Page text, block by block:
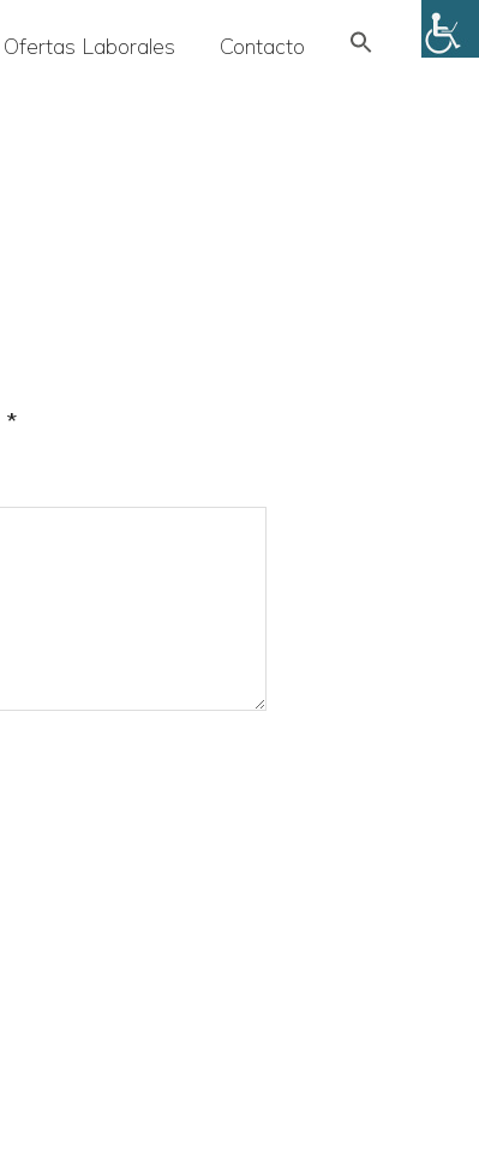
Ofertas Laborales Contacto Search
*